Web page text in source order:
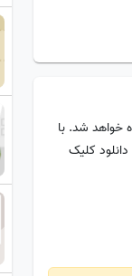
خواهد شد. با
کلیک